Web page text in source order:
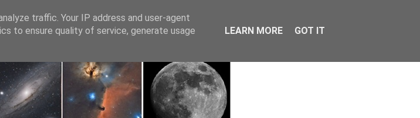
traffic. Your IP address and user-agent
to ensure quality of service, generate usage
LEARN MORE GOT IT